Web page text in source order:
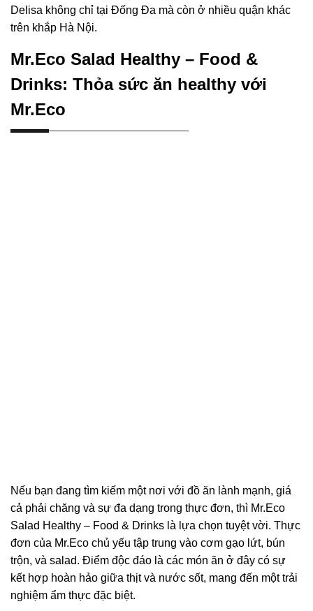
Delisa không chỉ tại Đống Đa mà còn ở nhiều quận khác
trên khắp Hà Nội.
Mr.Eco Salad Healthy – Food &
Drinks: Thỏa sức ăn healthy với
Mr.Eco
Nếu bạn đang tìm kiếm một nơi với đồ ăn lành mạnh, giá
cả phải chăng và sự đa dạng trong thực đơn, thì Mr.Eco
Salad Healthy – Food & Drinks là lựa chọn tuyệt vời. Thực
đơn của Mr.Eco chủ yếu tập trung vào cơm gạo lứt, bún
trộn, và salad. Điểm độc đáo là các món ăn ở đây có sự
kết hợp hoàn hảo giữa thịt và nước sốt, mang đến một trải
nghiệm ẩm thực đặc biệt.